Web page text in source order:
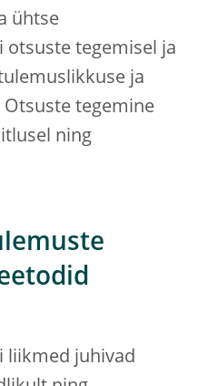
ühtse
otsuste tegemisel ja
ja
tegemine
ning
liikmed juhivad